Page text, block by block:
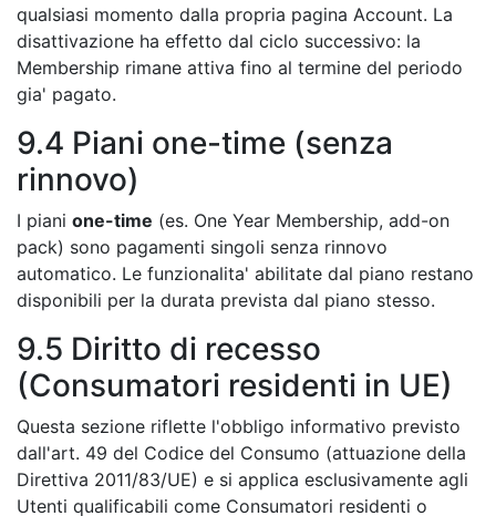
qualsiasi momento dalla propria pagina Account. La
disattivazione ha effetto dal ciclo successivo: la
Membership rimane attiva fino al termine del periodo
gia' pagato.
9.4 Piani one-time (senza
rinnovo)
I piani one-time (es. One Year Membership, add-on
pack) sono pagamenti singoli senza rinnovo
automatico. Le funzionalita' abilitate dal piano restano
disponibili per la durata prevista dal piano stesso.
9.5 Diritto di recesso
(Consumatori residenti in UE)
Questa sezione riflette l'obbligo informativo previsto
dall'art. 49 del Codice del Consumo (attuazione della
Direttiva 2011/83/UE) e si applica esclusivamente agli
Utenti qualificabili come Consumatori residenti o